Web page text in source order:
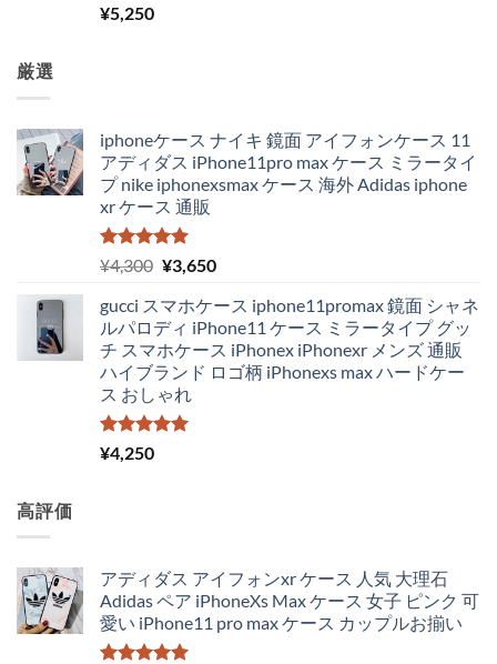
5段階中
5.00
¥5,250
厳選
iphoneケース ナイキ 鏡面 アイフォンケース 11
アディダス iPhone11pro max ケース ミラータイ
プ nike iphonexsmax ケース 海外 Adidas iphone
xr ケース 通販
5段階中
5.00
の評価
¥4,300 元
価
格
は
¥4,300
で
し
¥3,650現
の
価
格
は
gucci スマホケース iphone11promax 鏡面 シャネ
ルパロディ iPhone11 ケース ミラータイプ グッ
チ スマホケース iPhonex iPhonexr メンズ 通販
ハイブランド ロゴ柄 iPhonexs max ハードケー
ス おしゃれ
5段階中
5.00
¥4,250
高評価
アディダス アイフォンxr ケース 人気 大理石
Adidas ペア iPhoneXs Max ケース 女子 ピンク 可
愛い iPhone11 pro max ケース カップルお揃い